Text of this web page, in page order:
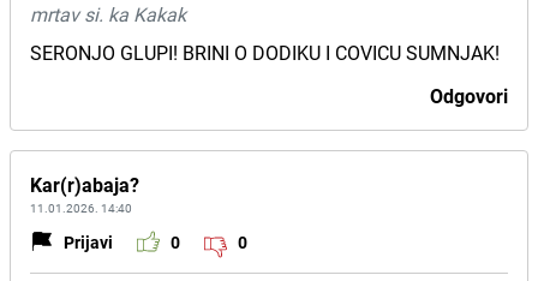
mrtav si. ka Kakak
SERONJO GLUPI! BRINI O DODIKU I COVICU SUMNJAK!
Odgovori
Kar(r)abaja?
11.01.2026. 14:40
Prijavi 0 0